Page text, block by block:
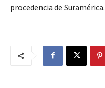
procedencia de Suramérica.